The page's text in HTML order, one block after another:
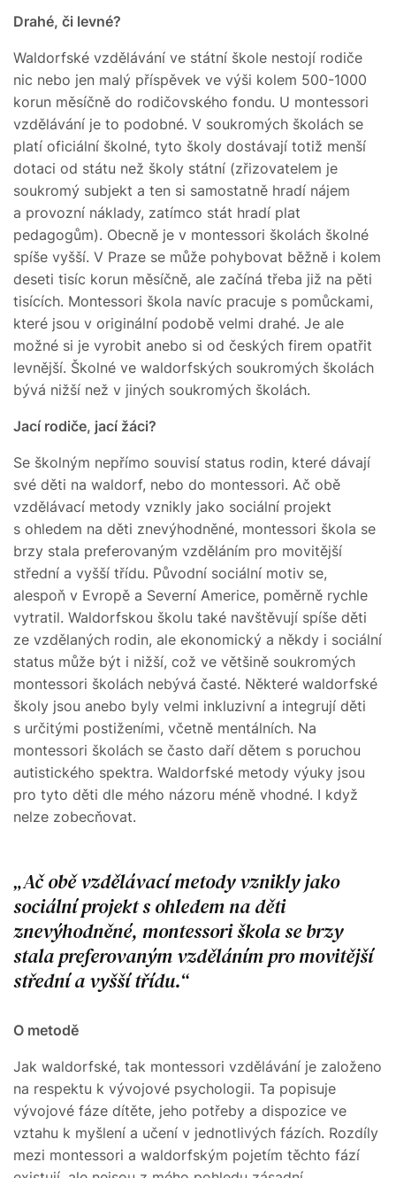
Drahé, či levné?
Waldorfské vzdělávání ve státní škole nestojí rodiče
nic nebo jen malý příspěvek ve výši kolem 500-1000
korun měsíčně do rodičovského fondu. U montessori
vzdělávání je to podobné. V soukromých školách se
platí oficiální školné, tyto školy dostávají totiž menší
dotaci od státu než školy státní (zřizovatelem je
soukromý subjekt a ten si samostatně hradí nájem
a provozní náklady, zatímco stát hradí plat
pedagogům). Obecně je v montessori školách školné
spíše vyšší. V Praze se může pohybovat běžně i kolem
deseti tisíc korun měsíčně, ale začíná třeba již na pěti
tisících. Montessori škola navíc pracuje s pomůckami,
které jsou v originální podobě velmi drahé. Je ale
možné si je vyrobit anebo si od českých firem opatřit
levnější. Školné ve waldorfských soukromých školách
bývá nižší než v jiných soukromých školách.
Jací rodiče, jací žáci?
Se školným nepřímo souvisí status rodin, které dávají
své děti na waldorf, nebo do montessori. Ač obě
vzdělávací metody vznikly jako sociální projekt
s ohledem na děti znevýhodněné, montessori škola se
brzy stala preferovaným vzděláním pro movitější
střední a vyšší třídu. Původní sociální motiv se,
alespoň v Evropě a Severní Americe, poměrně rychle
vytratil. Waldorfskou školu také navštěvují spíše děti
ze vzdělaných rodin, ale ekonomický a někdy i sociální
status může být i nižší, což ve většině soukromých
montessori školách nebývá časté. Některé waldorfské
školy jsou anebo byly velmi inkluzivní a integrují děti
s určitými postiženími, včetně mentálních. Na
montessori školách se často daří dětem s poruchou
autistického spektra. Waldorfské metody výuky jsou
pro tyto děti dle mého názoru méně vhodné. I když
nelze zobecňovat.
Ač obě vzdělávací metody vznikly jako
sociální projekt s ohledem na děti
znevýhodněné, montessori škola se brzy
stala preferovaným vzděláním pro movitější
střední a vyšší třídu.
O metodě
Jak waldorfské, tak montessori vzdělávání je založeno
na respektu k vývojové psychologii. Ta popisuje
vývojové fáze dítěte, jeho potřeby a dispozice ve
vztahu k myšlení a učení v jednotlivých fázích. Rozdíly
mezi montessori a waldorfským pojetím těchto fází